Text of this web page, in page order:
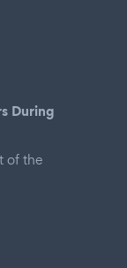
During
of the